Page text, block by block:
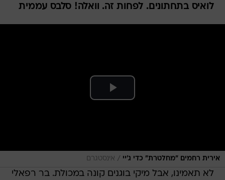
לואיס בתחתונים. לפחות זה. וואלה! סלבס עממית
אירית רחמים "מחלטרת" כדי ג'יי / אינסטגרם
לא תאמינו, אבל מיקי בוגנים קונה במכולת. בר רפאלי